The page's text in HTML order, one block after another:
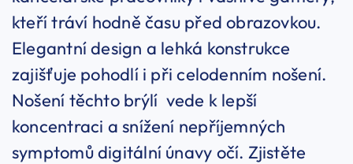
kteří tráví hodně času před obrazovkou.
Elegantní design a lehká konstrukce
zajišťuje pohodlí i při celodenním nošení.
Nošení těchto brýlí vede k lepší
koncentraci a snížení nepříjemných
symptomů digitální únavy očí. Zjistěte